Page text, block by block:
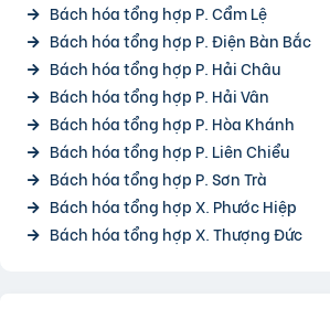
Bách hóa tổng hợp P. Cẩm Lệ
Bách hóa tổng hợp P. Điện Bàn Bắc
Bách hóa tổng hợp P. Hải Châu
Bách hóa tổng hợp P. Hải Vân
Bách hóa tổng hợp P. Hòa Khánh
Bách hóa tổng hợp P. Liên Chiểu
Bách hóa tổng hợp P. Sơn Trà
Bách hóa tổng hợp X. Phước Hiệp
Bách hóa tổng hợp X. Thượng Đức